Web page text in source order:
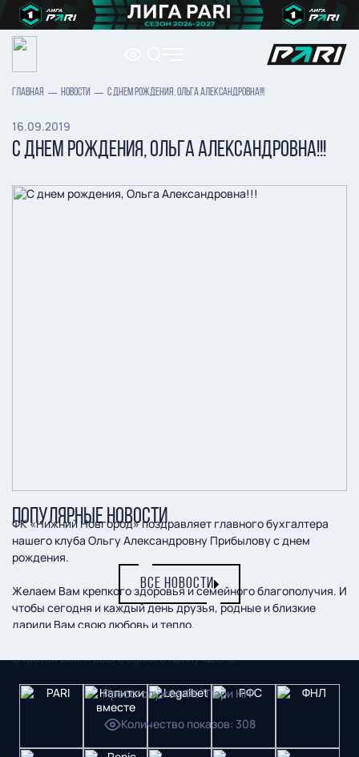
ГЛАВНАЯ НОВОСТИ С ДНЕМ РОЖДЕНИЯ, ОЛЬГА АЛЕКСАНДРОВНА!!!
16.09.2019
С ДНЕМ РОЖДЕНИЯ, ОЛЬГА АЛЕКСАНДРОВНА!!!
ФК «Нижний Новгород» поздравляет главного бухгалтера
нашего клуба Ольгу Александровну Прибылову с днем
рождения.
Желаем Вам крепкого здоровья и семейного благополучия. И
чтобы сегодня и каждый день друзья, родные и близкие
дарили Вам свою любовь и тепло.
Счастья Вам и всего самого наилучшего!
Пресс-служба ФК "Пари НН"
Количество показов: 308
ПОПУЛЯРНЫЕ НОВОСТИ
ВСЕ НОВОСТИ